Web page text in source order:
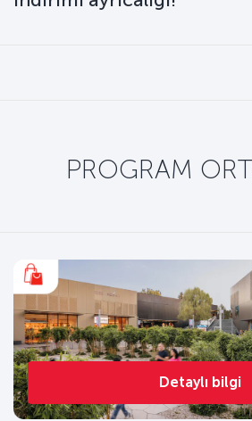
PROGRAM
Detaylı bilgi